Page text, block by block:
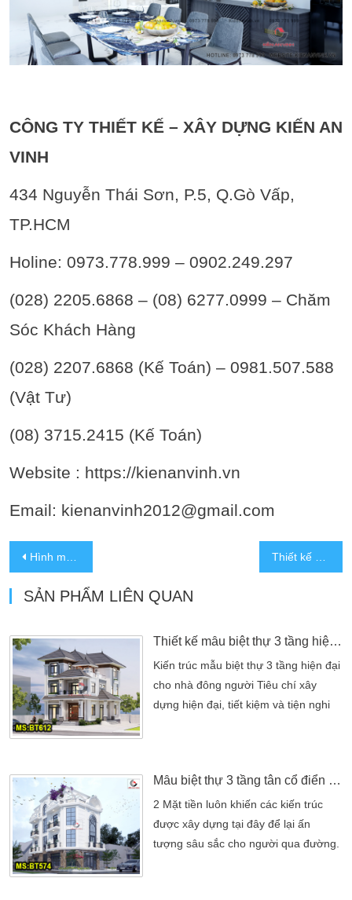
CÔNG TY THIẾT KẾ – XÂY DỰNG KIẾN AN
VINH
434 Nguyễn Thái Sơn, P.5, Q.Gò Vấp,
TP.HCM
Holine: 0973.778.999 – 0902.249.297
(028) 2205.6868 – (08) 6277.0999 – Chăm
Sóc Khách Hàng
(028) 2207.6868 (Kế Toán) – 0981.507.588
(Vật Tư)
(08) 3715.2415 (Kế Toán)
Website : https://kienanvinh.vn
Email: kienanvinh2012@gmail.com
Hình mẫu thiết kế biệt thự 2 tầng mái thái hiện đại 10x23m Thiết kế bản vẽ mẫu biệt thự 3 tầng mái thái đẹp có gara
SẢN PHẨM LIÊN QUAN
Thiết kế mẫu biệt thự 3 tầng hiện đại đẹp 9x14m 5 phòng ngủ
Kiến trúc mẫu biệt thự 3 tầng hiện đại
cho nhà đông người Tiêu chí xây
dựng hiện đại, tiết kiệm và tiện nghi
4 đến 7 người. BT610 này được thiết
kế là mẫu biệt thự 3 tầng hiện đại với
diện tích 9x14m có 5 phòng ngủ phù
hợp cho […]
Mẫu biệt thự 3 tầng tân cổ điển 5 phòng ngủ 9x19m 2 mặt tiền
2 Mặt tiền luôn khiến các kiến trúc
được xây dựng tại đây để lại ấn
tượng sâu sắc cho người qua đường.